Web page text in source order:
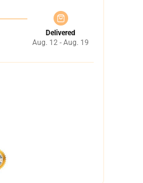
Delivered
Aug. 12 - Aug. 19